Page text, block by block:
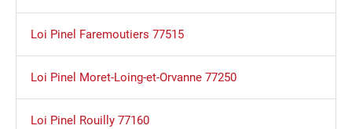
Loi Pinel Faremoutiers 77515
Loi Pinel Moret-Loing-et-Orvanne 77250
Loi Pinel Rouilly 77160